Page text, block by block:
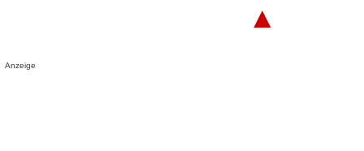
▲
Anzeige